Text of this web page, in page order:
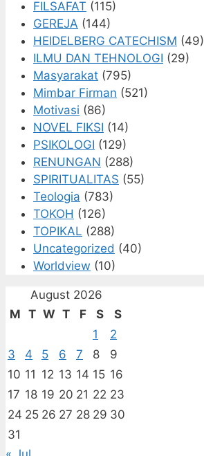
FILSAFAT (115)
GEREJA (144)
HEIDELBERG CATECHISM (49)
ILMU DAN TEHNOLOGI (29)
Masyarakat (795)
Mimbar Firman (521)
Motivasi (86)
NOVEL FIKSI (14)
PSIKOLOGI (129)
RENUNGAN (288)
SPIRITUALITAS (55)
Teologia (783)
TOKOH (126)
TOPIKAL (288)
Uncategorized (40)
Worldview (10)
August 2026
M T W T F S
S
1
2
3
4 5 6 7 8
9
10 11 12 13 14 15 16
17 18 19 20 21 22 23
24 25 26 27 28 29 30
31